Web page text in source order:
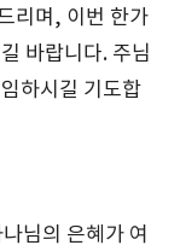
리며, 이번 한가
바랍니다. 주님
하시길 기도합
님의 은혜가 여